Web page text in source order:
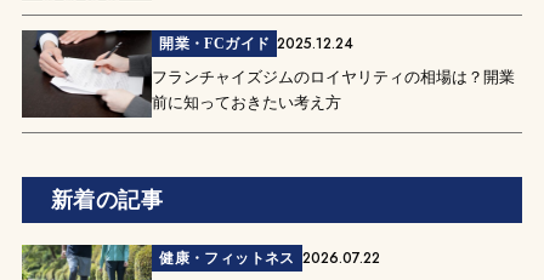
開業・FCガイド 2025.12.24
フランチャイズジムのロイヤリティの相場は？開業
前に知っておきたい考え方
新着の記事
健康・フィットネス 2026.07.22